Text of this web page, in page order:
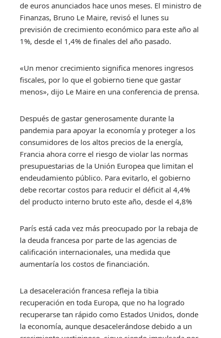
de euros anunciados hace unos meses. El ministro de
Finanzas, Bruno Le Maire, revisó el lunes su
previsión de crecimiento económico para este año al
1%, desde el 1,4% de finales del año pasado.
«Un menor crecimiento significa menores ingresos
fiscales, por lo que el gobierno tiene que gastar
menos», dijo Le Maire en una conferencia de prensa.
Después de gastar generosamente durante la
pandemia para apoyar la economía y proteger a los
consumidores de los altos precios de la energía,
Francia ahora corre el riesgo de violar las normas
presupuestarias de la Unión Europea que limitan el
endeudamiento público. Para evitarlo, el gobierno
debe recortar costos para reducir el déficit al 4,4%
del producto interno bruto este año, desde el 4,8%
París está cada vez más preocupado por la rebaja de
la deuda francesa por parte de las agencias de
calificación internacionales, una medida que
aumentaría los costos de financiación.
La desaceleración francesa refleja la tibia
recuperación en toda Europa, que no ha logrado
recuperarse tan rápido como Estados Unidos, donde
la economía, aunque desacelerándose debido a un